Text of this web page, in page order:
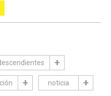
noticia